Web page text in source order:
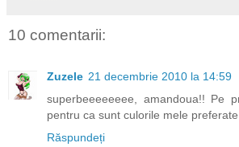
10 comentarii:
Zuzele 21 decembrie 2010 la 14:59
superbeeeeeeee, amandoua!! Pe
pentru ca sunt culorile mele
Răspundeți